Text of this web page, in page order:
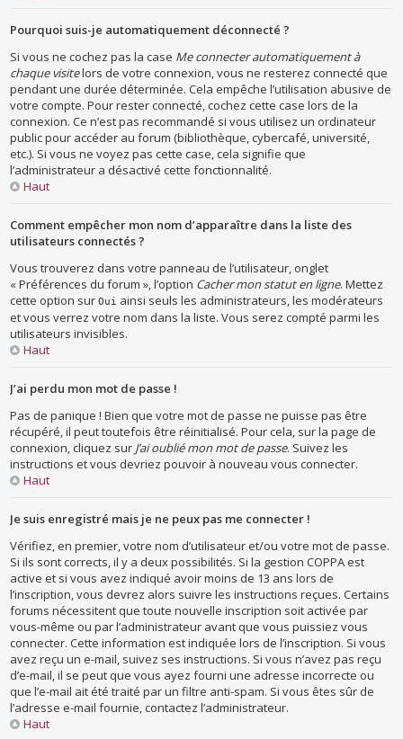
Pourquoi suis-je automatiquement déconnecté ?
Si vous ne cochez pas la case Me connecter automatiquement à
chaque visitelors de votre connexion, vous ne resterez connecté que
pendant une durée déterminée. Cela empêche l’utilisation abusive de
votre compte. Pour rester connecté, cochez cette case lors de la
connexion. Ce n’est pas recommandé si vous utilisez un ordinateur
public pour accéder au forum (bibliothèque, cybercafé, université,
etc.). Si vous ne voyez pas cette case, cela signifie que
l’administrateur a désactivé cette fonctionnalité.
Haut
Comment empêcher mon nom d’apparaître dans la liste des
utilisateurs connectés ?
Vous trouverez dans votre panneau de l’utilisateur, onglet
« Préférences du forum », l’option Cacher mon statut en ligne. Mettez
cette option surOui ainsi seuls les administrateurs, les modérateurs
et vous verrez votre nom dans la liste. Vous serez compté parmi les
utilisateurs invisibles.
Haut
J’ai perdu mon mot de passe !
Pas de panique ! Bien que votre mot de passe ne puisse pas être
récupéré, il peut toutefois être réinitialisé. Pour cela, sur la page de
connexion, cliquez sur J’ai oublié mon mot de passe. Suivez les
instructions et vous devriez pouvoir à nouveau vous connecter.
Haut
Je suis enregistré mais je ne peux pas me connecter !
Vérifiez, en premier, votre nom d’utilisateur et/ou votre mot de passe.
Si ils sont corrects, il y a deux possibilités. Si la gestion COPPA est
active et si vous avez indiqué avoir moins de 13 ans lors de
l’inscription, vous devrez alors suivre les instructions reçues. Certains
forums nécessitent que toute nouvelle inscription soit activée par
vous-même ou par l’administrateur avant que vous puissiez vous
connecter. Cette information est indiquée lors de l’inscription. Si vous
avez reçu un e-mail, suivez ses instructions. Si vous n’avez pas reçu
d’e-mail, il se peut que vous ayez fourni une adresse incorrecte ou
que l’e-mail ait été traité par un filtre anti-spam. Si vous êtes sûr de
l’adresse e-mail fournie, contactez l’administrateur.
Haut